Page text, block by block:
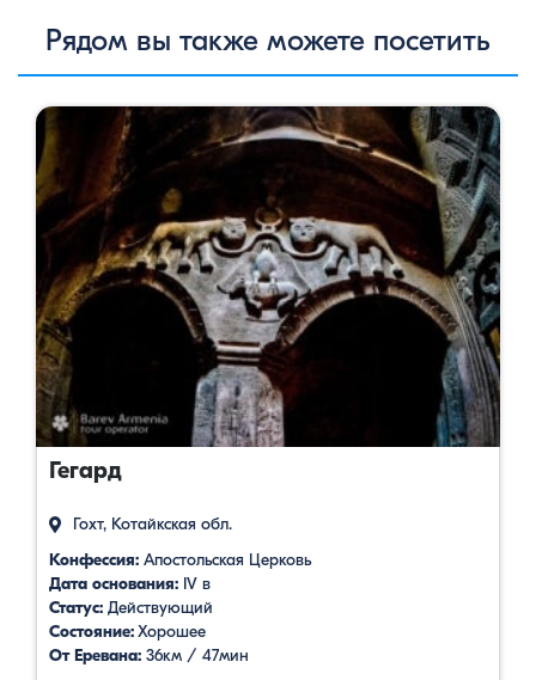
Рядом вы также можете посетить
Гегард
Гохт, Котайкская обл.
Конфессия: Апостольская Церковь
Дата основания: IV в
Статус: Действующий
Состояние:Хорошее
От Еревана: 36км / 47мин